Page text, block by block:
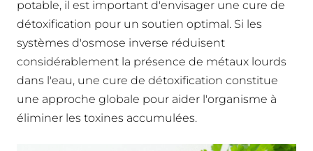
potable, il est important d'envisager une cure de
détoxification pour un soutien optimal. Si les
systèmes d'osmose inverse réduisent
considérablement la présence de métaux lourds
dans l'eau, une cure de détoxification constitue
une approche globale pour aider l'organisme à
éliminer les toxines accumulées.